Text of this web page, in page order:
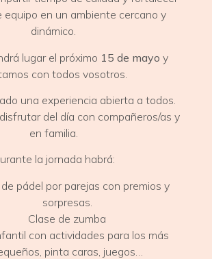
equipo en un ambiente cercano y
dinámico.
lugar el próximo 15 de mayo y
con todos vosotros.
una experiencia abierta a todos.
del día con compañeros/as y
en familia.
la jornada habrá:
pádel por parejas con premios y
sorpresas.
Clase de zumba
con actividades para los más
pinta caras, juegos…